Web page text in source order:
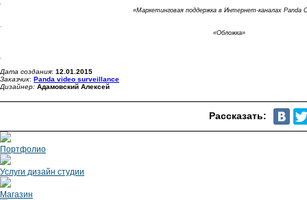
«Маркетинговая поддержка в Интернет-каналах Panda
«Обложка»
Дата создания: 12.01.2015
Заказчик: Panda video surveillance
Дизайнер: Адамовский Алексей
Рассказать:
Портфолио
Услуги дизайн студии
Магазин